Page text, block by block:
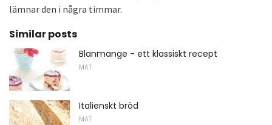
lämnar den i några timmar.
Similar posts
Blanmange - ett klassiskt recept
MAT
Italienskt bröd
MAT